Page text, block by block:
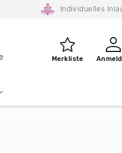
Individuelles
Merkliste